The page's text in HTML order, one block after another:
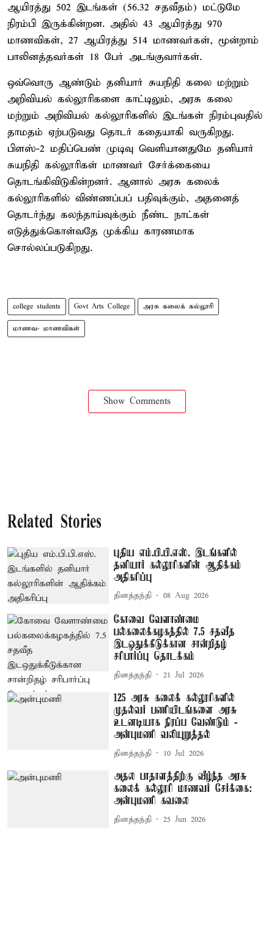
ஆயிரத்து 502 இடங்கள் (56.32 சதவீதம்) மட்டுமே
நிரம்பி இருக்கின்றன. அதில் 43 ஆயிரத்து 970
மாணவிகள், 27 ஆயிரத்து 514 மாணவர்கள், மூன்றாம்
பாலினத்தவர்கள் 18 பேர் அடங்குவார்கள்.
ஒவ்வொரு ஆண்டும் தனியார் சுயநிதி கலை மற்றும்
அறிவியல் கல்லூரிகளை காட்டிலும், அரசு கலை
மற்றும் அறிவியல் கல்லூரிகளில் இடங்கள் நிரம்புவதில்
தாமதம் ஏற்படுவது தொடர் கதையாகி வருகிறது.
பிளஸ்-2 மதிப்பெண் முடிவு வெளியானதுமே தனியார்
சுயநிதி கல்லூரிகள் மாணவர் சேர்க்கையை
தொடங்கிவிடுகின்றனர். ஆனால் அரசு கலைக்
கல்லூரிகளில் விண்ணப்பப் பதிவுக்கும், அதனைத்
தொடர்ந்து கலந்தாய்வுக்கும் நீண்ட நாட்கள்
எடுத்துக்கொள்வதே முக்கிய காரணமாக
சொல்லப்படுகிறது.
college students Govt Arts College அரசு கலைக் கல்லூரி
மாணவ- மாணவிகள்
Show Comments
Related Stories
புதிய எம்.பி.பி.எஸ். இடங்களில்
தனியார் கல்லூரிகளின் ஆதிக்கம்
அதிகரிப்பு
தினத்தந்தி 08 Aug 2026
கோவை வேளாண்மை
பல்கலைக்கழகத்தில் 7.5 சதவீத
இடஒதுக்கீடுக்கான சான்றிதழ்
சரிபார்ப்பு தொடக்கம்
தினத்தந்தி 21 Jul 2026
125 அரசு கலைக் கல்லூரிகளில்
முதல்வர் பணியிடங்களை அரசு
உடனடியாக நிரப்ப வேண்டும் -
அன்புமணி வலியுறுத்தல்
தினத்தந்தி 10 Jul 2026
அதல பாதாளத்திற்கு வீழ்ந்த அரசு
கலைக் கல்லூரி மாணவர் சேர்க்கை:
அன்புமணி கவலை
தினத்தந்தி 25 Jun 2026